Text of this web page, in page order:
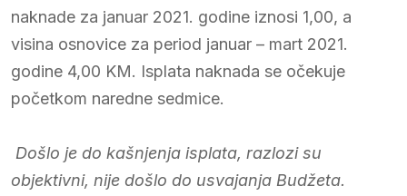
naknade za januar 2021. godine iznosi 1,00, a
visina osnovice za period januar – mart 2021.
godine 4,00 KM. Isplata naknada se očekuje
početkom naredne sedmice.
Došlo je do kašnjenja isplata, razlozi su
objektivni, nije došlo do usvajanja Budžeta.